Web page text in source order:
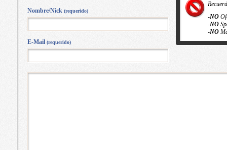
-NO
-NO
-NO
Nombre/Nick (requerido)
E-Mail (requerido)